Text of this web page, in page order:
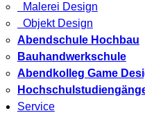
Malerei Design
Objekt Design
Abendschule Hochbau
Bauhandwerkschule
Abendkolleg Game
Service